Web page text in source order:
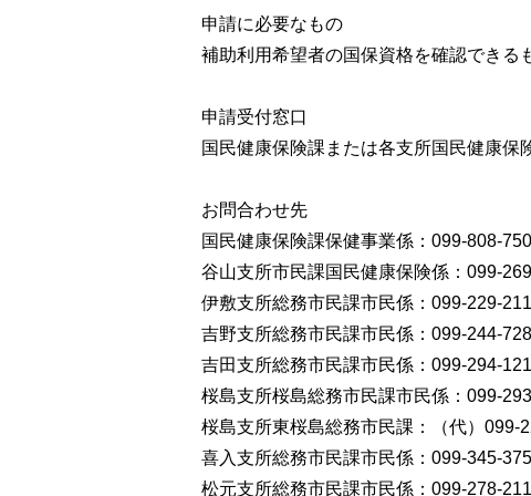
申請に必要なもの
補助利用希望者の国保資格を確認できる
申請受付窓口
国民健康保険課または各支所国民健康保
お問合わせ先
国民健康保険課保健事業係：099-808-
谷山支所市民課国民健康保険係：099-
伊敷支所総務市民課市民係：099-229-
吉野支所総務市民課市民係：099-244-
吉田支所総務市民課市民係：099-294-
桜島支所桜島総務市民課市民係：099-
桜島支所東桜島総務市民課：（代）099-
喜入支所総務市民課市民係：099-345-
松元支所総務市民課市民係：099-278-